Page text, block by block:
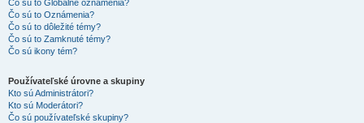
Čo sú to Globálne oznámenia?
Čo sú to Oznámenia?
Čo sú to dôležité témy?
Čo sú to Zamknuté témy?
Čo sú ikony tém?
Používateľské úrovne a skupiny
Kto sú Administrátori?
Kto sú Moderátori?
Čo sú používateľské skupiny?